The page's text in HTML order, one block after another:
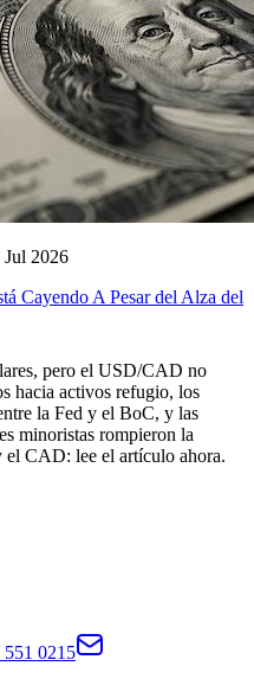
Jul 2026
Cayendo A Pesar del Alza del
pero el USD/CAD no
hacia activos refugio, los
la Fed y el BoC, y las
minoristas rompieron la
el CAD: lee el artículo ahora.
551 0215